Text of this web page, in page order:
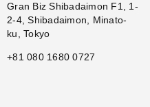
Gran Biz Shibadaimon F1, 1-
2-4, Shibadaimon, Minato-
ku, Tokyo
+81 080 1680 0727